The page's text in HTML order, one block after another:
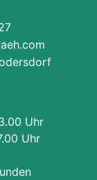
Uhr
Uhr